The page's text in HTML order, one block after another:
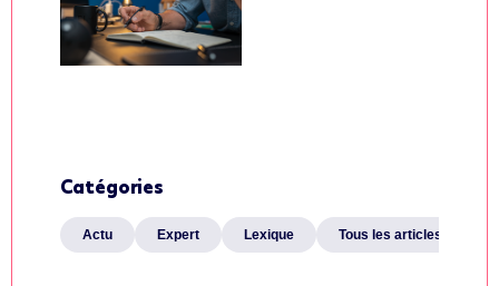
Catégories
Actu Expert Lexique Tous les articles